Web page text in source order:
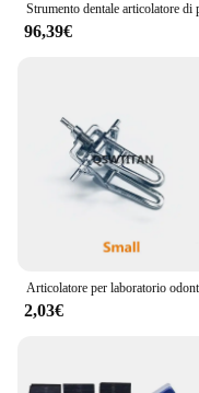
96,39€
2,03€